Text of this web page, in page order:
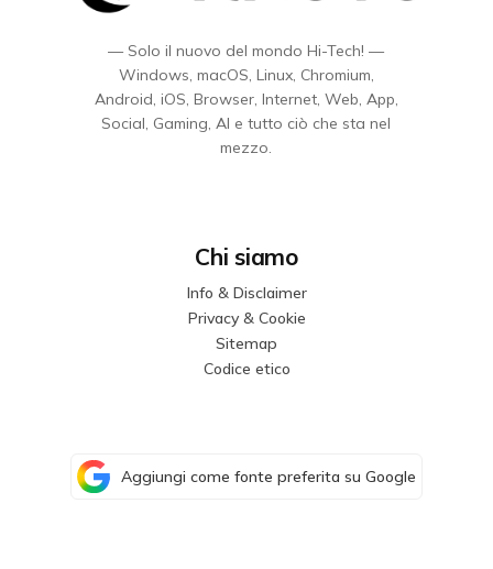
— Solo il nuovo del mondo Hi-Tech! —
Windows, macOS, Linux, Chromium,
Android, iOS, Browser, Internet, Web, App,
Social, Gaming, AI e tutto ciò che sta nel
mezzo.
Chi siamo
Info & Disclaimer
Privacy & Cookie
Sitemap
Codice etico
Aggiungi come fonte preferita su Google